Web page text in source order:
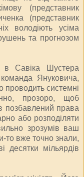
(представник
(представник
володіють усіма
та прогнозом
Савіка Шустера
Януковича,
проводить системні
прозоро, щоб
позбавлений права
або розподіляти
зрозумів ваш
товже точно знали,
десятки мільярдів